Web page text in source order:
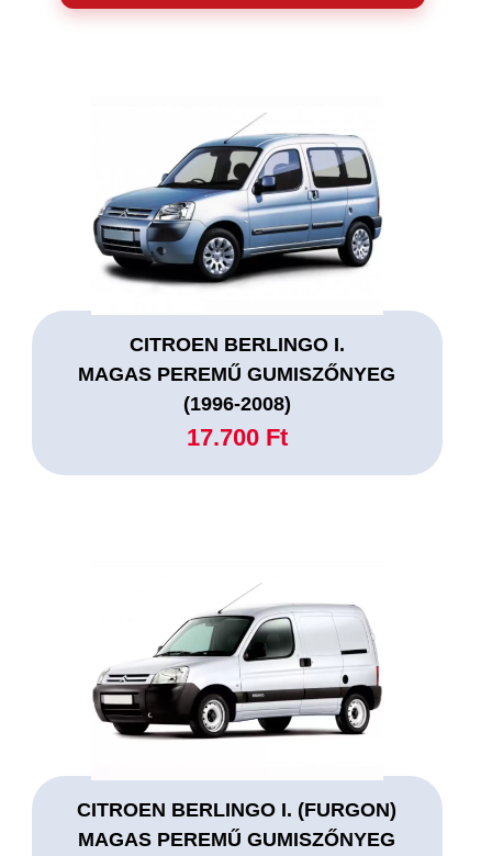
CITROEN BERLINGO I.
MAGAS PEREMŰ GUMISZŐNYEG
(1996-2008)
17.700 Ft
CITROEN BERLINGO I. (FURGON)
MAGAS PEREMŰ GUMISZŐNYEG